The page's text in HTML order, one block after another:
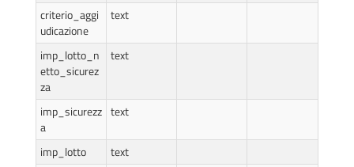
criterio_aggi
udicazione
text
imp_lotto_n
etto_sicurez
za
text
imp_sicurezz
a
text
imp_lotto
text